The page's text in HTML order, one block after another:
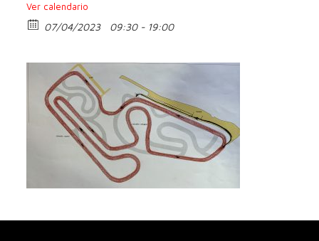
Ver calendario
07/04/2023 09:30 - 19:00